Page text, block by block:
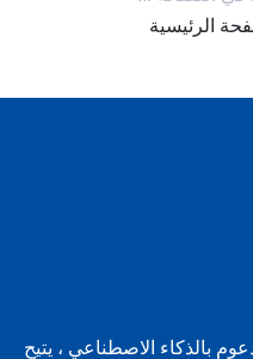
الرئيسية
بالذكاء الاصطناعي ، يتيح